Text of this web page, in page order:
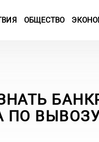
ОБЩЕСТВО
ПО